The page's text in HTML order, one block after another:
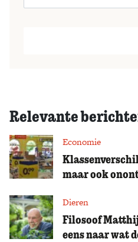
Relevante
Economie
maar ook
Dieren
Filosoof
eens naar wat